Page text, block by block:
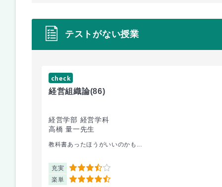
テストがない授業
check
経営組織論(86)
経営学部 経営学科
高橋 量一先生
教科書あったほうがいいのかも...
充実 3.5
楽単 4.5